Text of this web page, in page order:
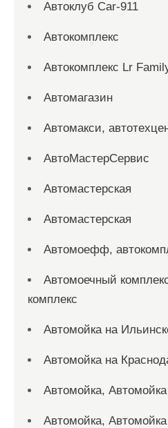
Автоклуб Car-911
Автокомплекс
Автокомплекс Lr
Автомагазин
Автомакси,
АвтоМастерСервис
Автомастерская
Автомастерская
Автомоефф,
Автомоечный
комплекс
Автомойка на
Автомойка на
Автомойка, Автомойка
Автомойка, Автомойка